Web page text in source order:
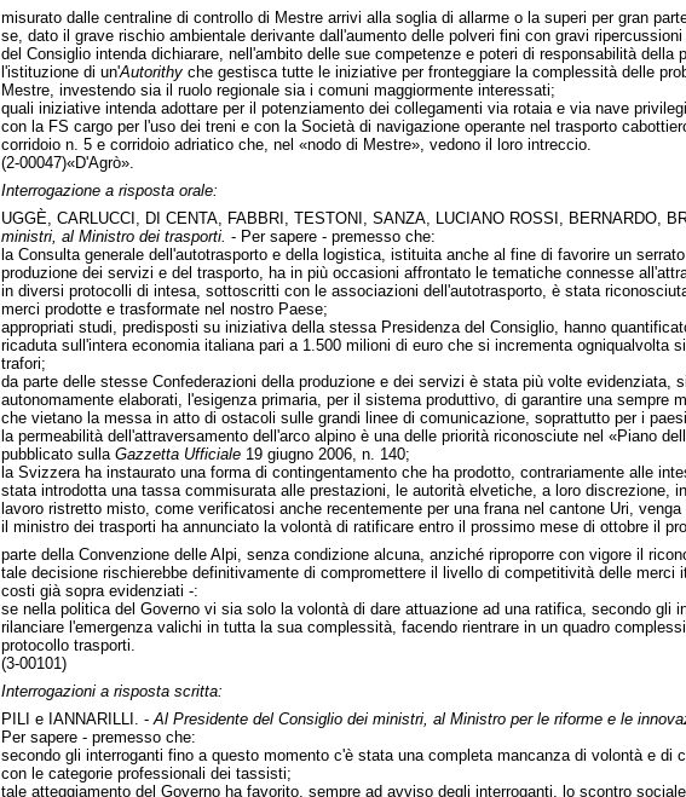
misurato dalle centraline di controllo di Mestre arrivi alla soglia di allarme o la superi per gran
se, dato il grave rischio ambientale derivante dall'aumento delle polveri fini con gravi
del Consiglio intenda dichiarare, nell'ambito delle sue competenze e poteri di responsabilità
l'istituzione di un'Autorithyche gestisca tutte le iniziative per fronteggiare la complessità delle
Mestre, investendo sia il ruolo regionale sia i comuni maggiormente interessati;
quali iniziative intenda adottare per il potenziamento dei collegamenti via rotaia e via nave
con la FS cargo per l'uso dei treni e con la Società di navigazione operante nel trasporto
corridoio n. 5 e corridoio adriatico che, nel «nodo di Mestre», vedono il loro intreccio.
(2-00047)«D'Agrò».
Interrogazione a risposta orale:
UGGÈ, CARLUCCI, DI CENTA, FABBRI, TESTONI, SANZA, LUCIANO ROSSI, BERNARDO,
ministri, al Ministro dei trasporti. - Per sapere - premesso che:
la Consulta generale dell'autotrasporto e della logistica, istituita anche al fine di favorire un
produzione dei servizi e del trasporto, ha in più occasioni affrontato le tematiche connesse
in diversi protocolli di intesa, sottoscritti con le associazioni dell'autotrasporto, è stata
merci prodotte e trasformate nel nostro Paese;
appropriati studi, predisposti su iniziativa della stessa Presidenza del Consiglio, hanno
ricaduta sull'intera economia italiana pari a 1.500 milioni di euro che si incrementa
trafori;
da parte delle stesse Confederazioni della produzione e dei servizi è stata più volte
autonomamente elaborati, l'esigenza primaria, per il sistema produttivo, di garantire una
che vietano la messa in atto di ostacoli sulle grandi linee di comunicazione, soprattutto per i
la permeabilità dell'attraversamento dell'arco alpino è una delle priorità riconosciute nel «Piano
pubblicato sulla Gazzetta Ufficiale19 giugno 2006, n. 140;
la Svizzera ha instaurato una forma di contingentamento che ha prodotto, contrariamente alle
stata introdotta una tassa commisurata alle prestazioni, le autorità elvetiche, a loro discrezione,
lavoro ristretto misto, come verificatosi anche recentemente per una frana nel cantone Uri,
il ministro dei trasporti ha annunciato la volontà di ratificare entro il prossimo mese di ottobre il
parte della Convenzione delle Alpi, senza condizione alcuna, anziché riproporre con vigore il
tale decisione rischierebbe definitivamente di compromettere il livello di competitività delle
costi già sopra evidenziati -:
se nella politica del Governo vi sia solo la volontà di dare attuazione ad una ratifica, secondo
rilanciare l'emergenza valichi in tutta la sua complessità, facendo rientrare in un quadro
protocollo trasporti.
(3-00101)
Interrogazioni a risposta scritta:
PILI e IANNARILLI. - Al Presidente del Consiglio dei ministri, al Ministro per le riforme e le
Per sapere - premesso che:
secondo gli interroganti fino a questo momento c'è stata una completa mancanza di volontà e
con le categorie professionali dei tassisti;
tale atteggiamento del Governo ha favorito, sempre ad avviso degli interroganti, lo scontro